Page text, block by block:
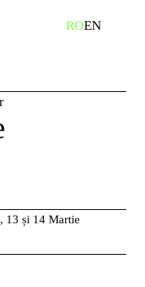
ROEN
13 și 14 Martie